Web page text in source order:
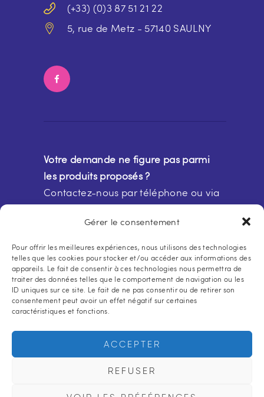
Gérer le consentement
Pour offrir les meilleures expériences, nous utilisons des technologies
telles que les cookies pour stocker et/ou accéder aux informations des
appareils. Le fait de consentir à ces technologies nous permettra de
traiter des données telles que le comportement de navigation ou les
ID uniques sur ce site. Le fait de ne pas consentir ou de retirer son
consentement peut avoir un effet négatif sur certaines
caractéristiques et fonctions.
ACCEPTER
REFUSER
(+33) (0)3 87 51 21 22
5, rue de Metz - 57140 SAULNY
Votre demande ne figure pas parmi
les produits proposés ?
Contactez-nous par téléphone ou via
notreformulaire de contact